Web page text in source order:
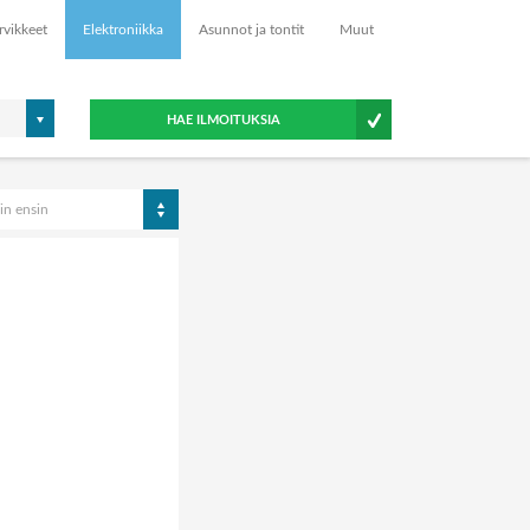
Elektroniikka Asunnot ja tontit Muut
HAE ILMOITUKSIA
ensin